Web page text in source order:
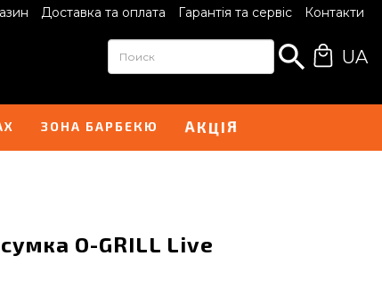
Доставка та оплата Гарантія та сервіс Контакти
UA
ЗОНА БАРБЕКЮ АКЦІЯ
O-GRILL Live